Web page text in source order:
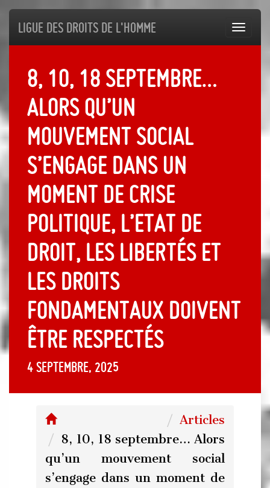
Ligue des droits de l'Homme
8, 10, 18 septembre…
Alors qu’un
mouvement social
s’engage dans un
moment de crise
politique, l’Etat de
droit, les libertés et
les droits
fondamentaux doivent
être respectés
4 septembre, 2025
Articles
8, 10, 18 septembre… Alors
qu’un mouvement social
s’engage dans un moment de